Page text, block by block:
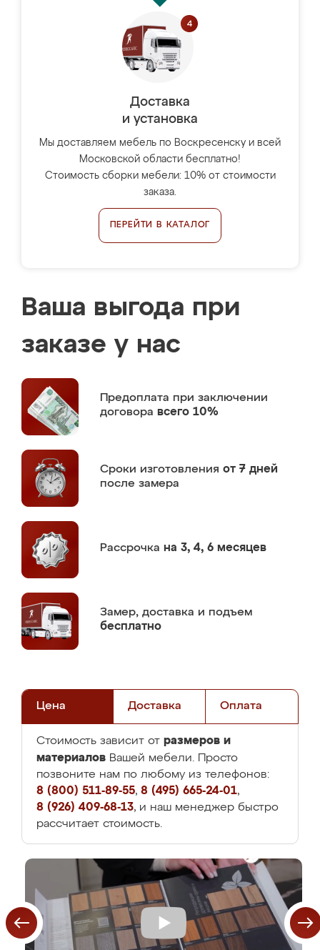
Доставка
и установка
Мы доставляем мебель по Воскресенску и всей
Московской области бесплатно!
Стоимость сборки мебели: 10% от стоимости
заказа.
ПЕРЕЙТИ В КАТАЛОГ
Ваша выгода при
заказе у нас
Предоплата при заключении
договора всего 10%
Сроки изготовления от 7 дней
после замера
Рассрочка на 3, 4, 6 месяцев
Замер, доставка и подъем
бесплатно
Цена Доставка Оплата
Стоимость зависит от размеров и
материалов Вашей мебели. Просто
позвоните нам по любому из телефонов:
8 (800) 511-89-55, 8 (495) 665-24-01,
8 (926) 409-68-13, и наш менеджер быстро
рассчитает стоимость.